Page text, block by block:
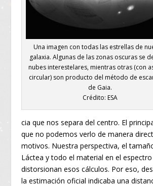
Una imagen con todas las estrellas de
galaxia. Algunas de las zonas oscuras se
nubes interestelares, mientras otras (con
circular) son producto del método de
de Gaia.
Crédito: ESA
cia que nos separa del centro. El
que no podemos verlo de manera
motivos. Nuestra perspectiva, el
Láctea y todo el material en el espectro
distorsionan esos cálculos. Por eso,
la estimación oficial indicaba una